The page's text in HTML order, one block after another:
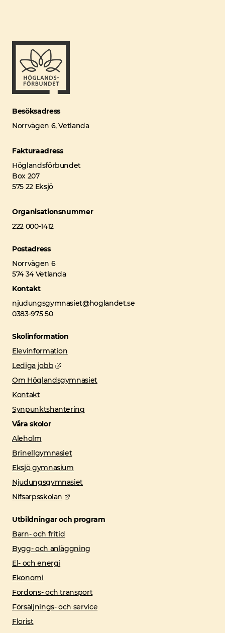
Besöksadress
Norrvägen 6, Vetlanda
Fakturaadress
Höglandsförbundet
Box 207
575 22 Eksjö
Organisationsnummer
222 000-1412
Postadress
Norrvägen 6
574 34 Vetlanda
Kontakt
njudungsgymnasiet@hoglandet.se
0383-975 50
Skolinformation
Elevinformation
Lediga jobb
Länk till annan webbplats, öppnas i nytt
Om Höglandsgymnasiet
Kontakt
Synpunktshantering
Våra skolor
Aleholm
Brinellgymnasiet
Eksjö gymnasium
Njudungsgymnasiet
Nifsarpsskolan
Länk till annan webbplats.
Utbildningar och program
Barn- och fritid
Bygg- och anläggning
El- och energi
Ekonomi
Fordons- och transport
Försäljnings- och service
Florist